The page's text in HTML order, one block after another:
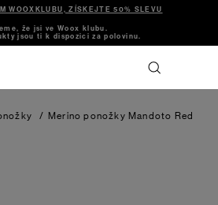
WOOXKLUBU, ZÍSKEJTE 50% SLEVU
že jsi ve Woox klubu.
jsou ti k dispozici za polovinu.
/ Merino ponožky Mandoto Red